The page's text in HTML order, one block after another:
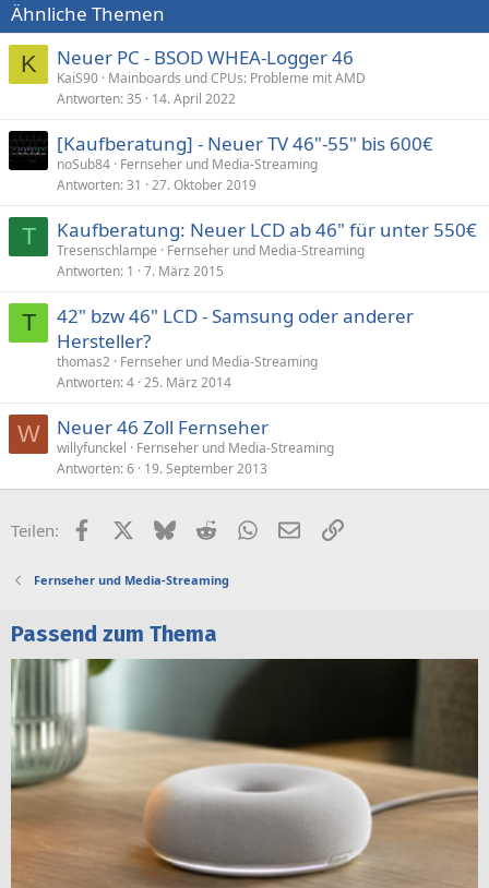
Ähnliche Themen
K Neuer PC - BSOD WHEA-Logger 46
KaiS90 Mainboards und CPUs: Probleme mit AMD
Antworten 35 14. April 2022
[Kaufberatung] - Neuer TV 46"-55" bis 600€
noSub84 Fernseher und Media-Streaming
Antworten 31 27. Oktober 2019
T Kaufberatung: Neuer LCD ab 46" für unter 550€
Tresenschlampe
Fernseher und Media-Streaming
Antworten 1 7. März 2015
T
42" bzw 46" LCD - Samsung oder anderer
Hersteller?
thomas2 Fernseher und Media-Streaming
Antworten 4 25. März 2014
W Neuer 46 Zoll Fernseher
willyfunckel
Fernseher und Media-Streaming
Antworten 6 19. September 2013
Teilen: FacebookX (Twitter)
BlueskyRedditWhatsApp
E-MailLink
Fernseher und Media-Streaming
Passend zum Thema